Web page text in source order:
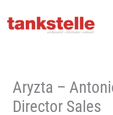
Inhalt
Aryzta –
Director Sales